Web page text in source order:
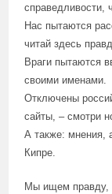
справедливости,
Нас пытаются
читай здесь
Враги пытаются
своими именами.
Отключены
сайты, – смотри
А также: мнения,
Кипре.
Мы ищем правду,